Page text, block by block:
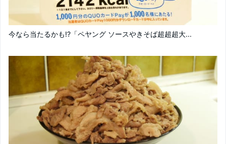
今なら当たるかも!?「ペヤング ソースやきそば超超超大...